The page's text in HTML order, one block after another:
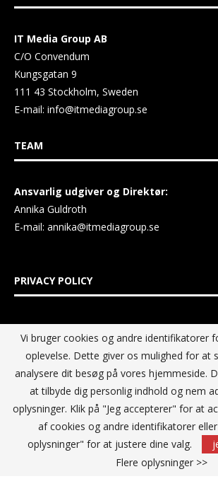
IT Media Group AB
C/O Convendum
Kungsgatan 9
111 43 Stockholm, Sweden
E-mail: info@itmediagroup.se
TEAM
Ansvarlig udgiver og Direktør:
Annika Guldroth
E-mail: annika@itmediagroup.se
PRIVACY POLICY
IT MEDIA GROUP Data Privacy Policy
Vi bruger cookies og andre identifikatorer
oplevelse. Dette giver os mulighed for at
analysere dit besøg på vores hjemmeside.
at tilbyde dig personlig indhold og nem
oplysninger. Klik på "Jeg accepterer" for at
af cookies og andre identifikatorer
oplysninger" for at justere dine valg.
Flere oplysninger >>